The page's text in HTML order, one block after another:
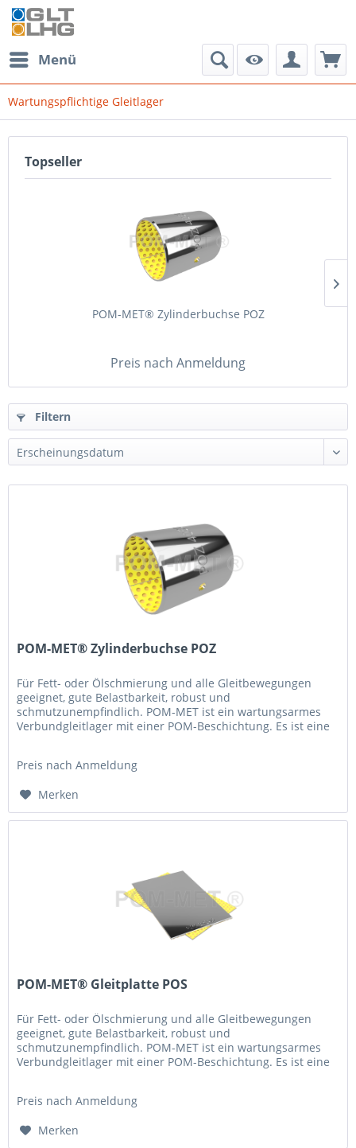
Menü
Wartungspflichtige Gleitlager
Topseller
POM-MET® Zylinderbuchse POZ
Preis nach Anmeldung
Filtern
POM-MET® Zylinderbuchse POZ
Für Fett- oder Ölschmierung und alle Gleitbewegungen
geeignet, gute Belastbarkeit, robust und
schmutzunempfindlich. POM-MET ist ein wartungsarmes
Verbundgleitlager mit einer POM-Beschichtung. Es ist eine
Preis nach Anmeldung
Merken
POM-MET® Gleitplatte POS
Für Fett- oder Ölschmierung und alle Gleitbewegungen
geeignet, gute Belastbarkeit, robust und
schmutzunempfindlich. POM-MET ist ein wartungsarmes
Verbundgleitlager mit einer POM-Beschichtung. Es ist eine
Preis nach Anmeldung
Merken